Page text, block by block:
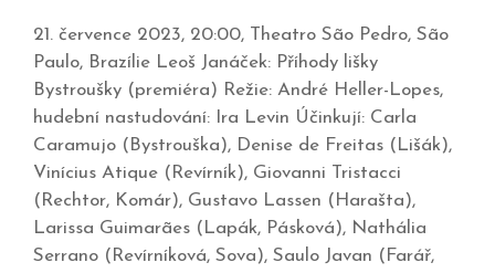
21. července 2023, 20:00, Theatro São Pedro, São
Paulo, Brazílie Leoš Janáček: Příhody lišky
Bystroušky (premiéra) Režie: André Heller-Lopes,
hudební nastudování: Ira Levin Účinkují: Carla
Caramujo (Bystrouška), Denise de Freitas (Lišák),
Vinícius Atique (Revírník), Giovanni Tristacci
(Rechtor, Komár), Gustavo Lassen (Harašta),
Larissa Guimarães (Lapák, Pásková), Nathália
Serrano (Revírníková, Sova), Saulo Javan (Farář,